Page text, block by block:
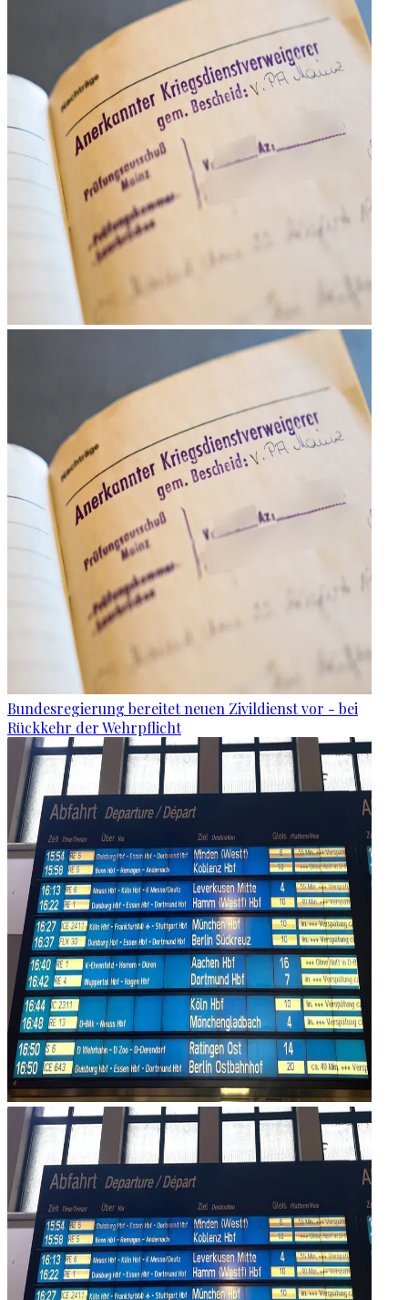
Bundesregierung bereitet neuen Zivildienst vor - bei
Rückkehr der Wehrpflicht